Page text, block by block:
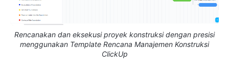
Rencanakan dan eksekusi proyek konstruksi dengan presisi
menggunakan Template Rencana Manajemen Konstruksi
ClickUp